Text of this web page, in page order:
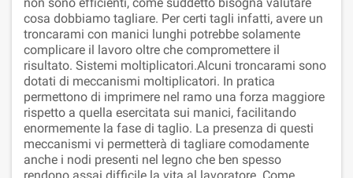
cosa dobbiamo tagliare. Per certi tagli infatti, avere un
troncarami con manici lunghi potrebbe solamente
complicare il lavoro oltre che compromettere il
risultato. Sistemi moltiplicatori.Alcuni troncarami sono
dotati di meccanismi moltiplicatori. In pratica
permettono di imprimere nel ramo una forza maggiore
rispetto a quella esercitata sui manici, facilitando
enormemente la fase di taglio. La presenza di questi
meccanismi vi permetterà di tagliare comodamente
anche i nodi presenti nel legno che ben spesso
rendono assai difficile la vita al lavoratore. Come